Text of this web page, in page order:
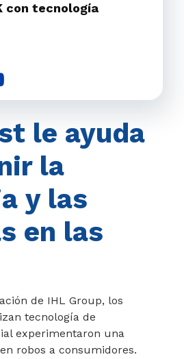
con tecnología
le ayuda
la
y las
en las
de IHL Group, los
tecnología de
experimentaron una
robos a consumidores.